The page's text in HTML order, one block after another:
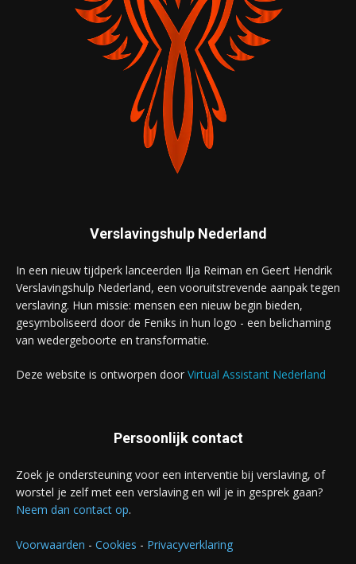
Verslavingshulp Nederland
In een nieuw tijdperk lanceerden Ilja Reiman en Geert Hendrik
Verslavingshulp Nederland, een vooruitstrevende aanpak tegen
verslaving. Hun missie: mensen een nieuw begin bieden,
gesymboliseerd door de Feniks in hun logo - een belichaming
van wedergeboorte en transformatie.
Deze website is ontworpen door Virtual Assistant Nederland
Persoonlijk contact
Zoek je ondersteuning voor een interventie bij verslaving, of
worstel je zelf met een verslaving en wil je in gesprek gaan?
Neem dan contact op.
Voorwaarden - Cookies - Privacyverklaring